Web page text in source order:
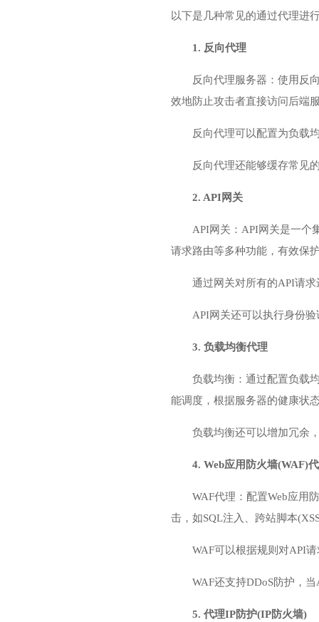
以下是几种常见的通过代理进
1. 反向代理
反向代理服务器：使用反
效地防止攻击者直接访问后端
反向代理可以配置为负载
反向代理还能够缓存常见
2. API网关
API网关：API网关是一个
请求路由等多种功能，有效保
通过网关对所有的API请
API网关还可以执行身份
3. 负载均衡代理
负载均衡：通过配置负载
能调度，根据服务器的健康状
负载均衡还可以增加冗余
4. Web应用防火墙(WAF)
WAF代理：配置Web应用
击，如SQL注入、跨站脚本
WAF可以根据规则对API
WAF还支持DDoS防护，
5. 代理IP防护(IP防火墙)